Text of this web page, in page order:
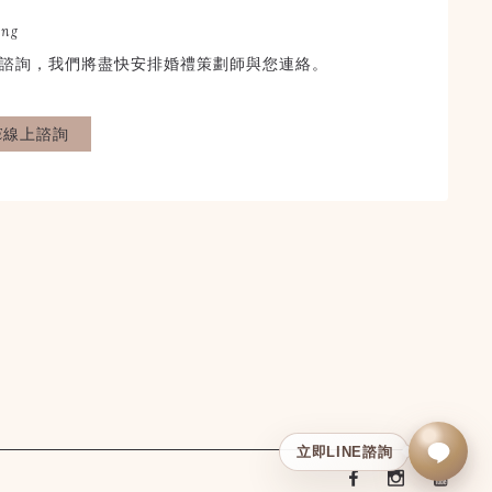
詢，我們將盡快安排婚禮策劃師與您連絡。
上諮詢
線上婚禮諮詢